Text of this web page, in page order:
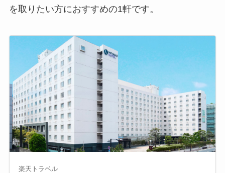
を取りたい方におすすめの1軒です。
楽天トラベル